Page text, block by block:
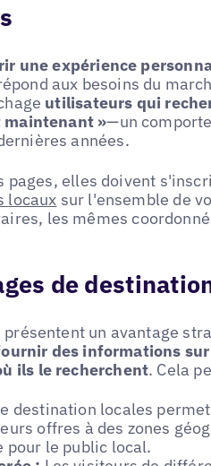
une expérience
aux besoins du
utilisateurs qui
maintenant »—un
années.
elles doivent
locaux sur l'ensemble de
les mêmes
de
un avantage
des informations
ils le recherchent. Cela
destination locales
offres à des zones
le public local.